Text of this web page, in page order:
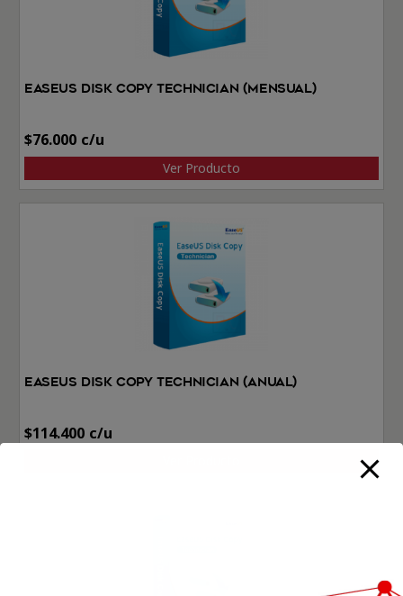
EaseUS Disk Copy Technician (Mensual)
$76.000
Ver Producto
EaseUS Disk Copy Technician (Anual)
$114.400